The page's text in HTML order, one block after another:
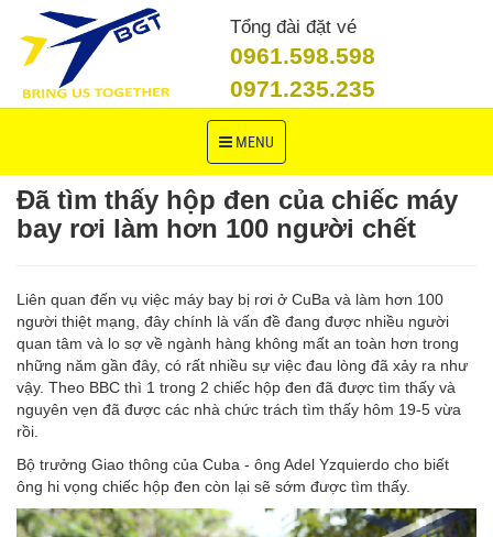
Tổng đài đặt vé
0961.598.598
0971.235.235
Toggle
navigation
MENU
Đã tìm thấy hộp đen của chiếc máy
bay rơi làm hơn 100 người chết
Liên quan đến vụ việc máy bay bị rơi ở CuBa và làm hơn 100
người thiệt mạng, đây chính là vấn đề đang được nhiều người
quan tâm và lo sợ về ngành hàng không mất an toàn hơn trong
những năm gần đây, có rất nhiều sự việc đau lòng đã xảy ra như
vậy. Theo BBC thì 1 trong 2 chiếc hộp đen đã được tìm thấy và
nguyên vẹn đã được các nhà chức trách tìm thấy hôm 19-5 vừa
rồi.
Bộ trưởng Giao thông của Cuba - ông Adel Yzquierdo cho biết
ông hi vọng chiếc hộp đen còn lại sẽ sớm được tìm thấy.